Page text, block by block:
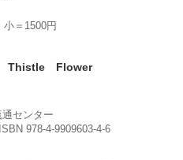
小＝1500円
Thistle Flower
センター
978-4-9909603-4-6